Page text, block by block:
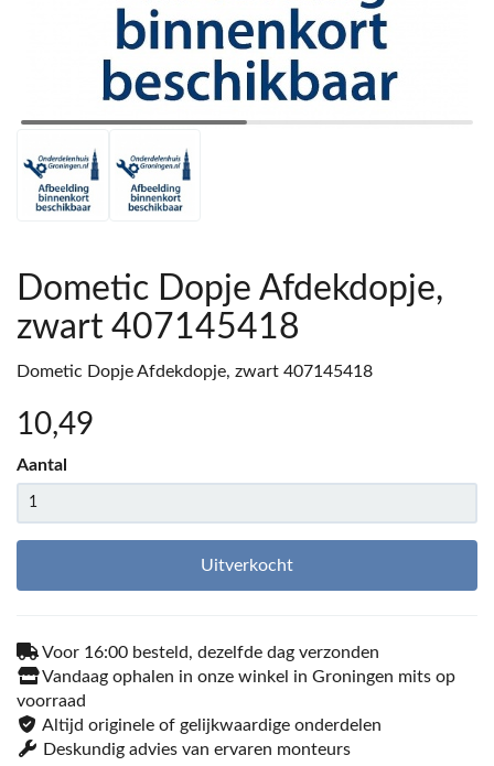
Dometic Dopje Afdekdopje,
zwart 407145418
Dometic Dopje Afdekdopje, zwart 407145418
10,49
Aantal
Uitverkocht
Voor 16:00 besteld, dezelfde dag verzonden
Vandaag ophalen in onze winkel in Groningen mits op
voorraad
Altijd originele of gelijkwaardige onderdelen
Deskundig advies van ervaren monteurs